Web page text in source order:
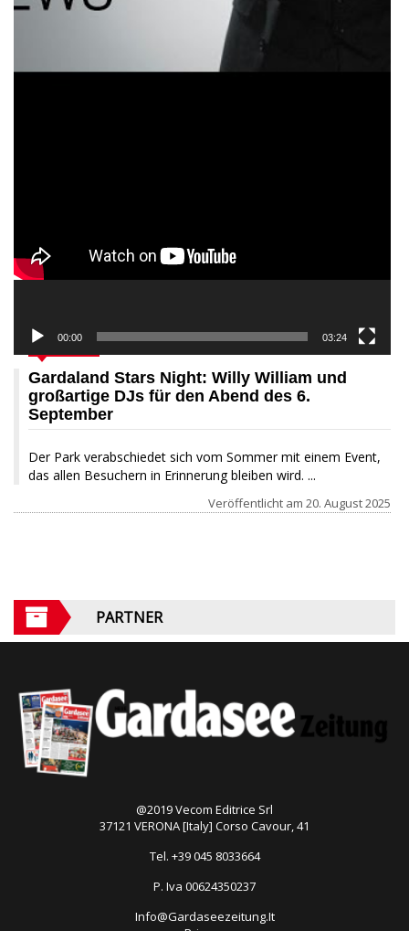
00:00 03:24
Gardaland Stars Night: Willy William und
großartige DJs für den Abend des 6.
September
Der Park verabschiedet sich vom Sommer mit einem Event,
das allen Besuchern in Erinnerung bleiben wird. ...
AKTUELL
Veröffentlicht am 20. August 2025
PARTNER
@2019 Vecom Editrice Srl
37121 VERONA [Italy] Corso Cavour, 41
Tel. +39 045 8033664
P. Iva 00624350237
Info@Gardaseezeitung.It